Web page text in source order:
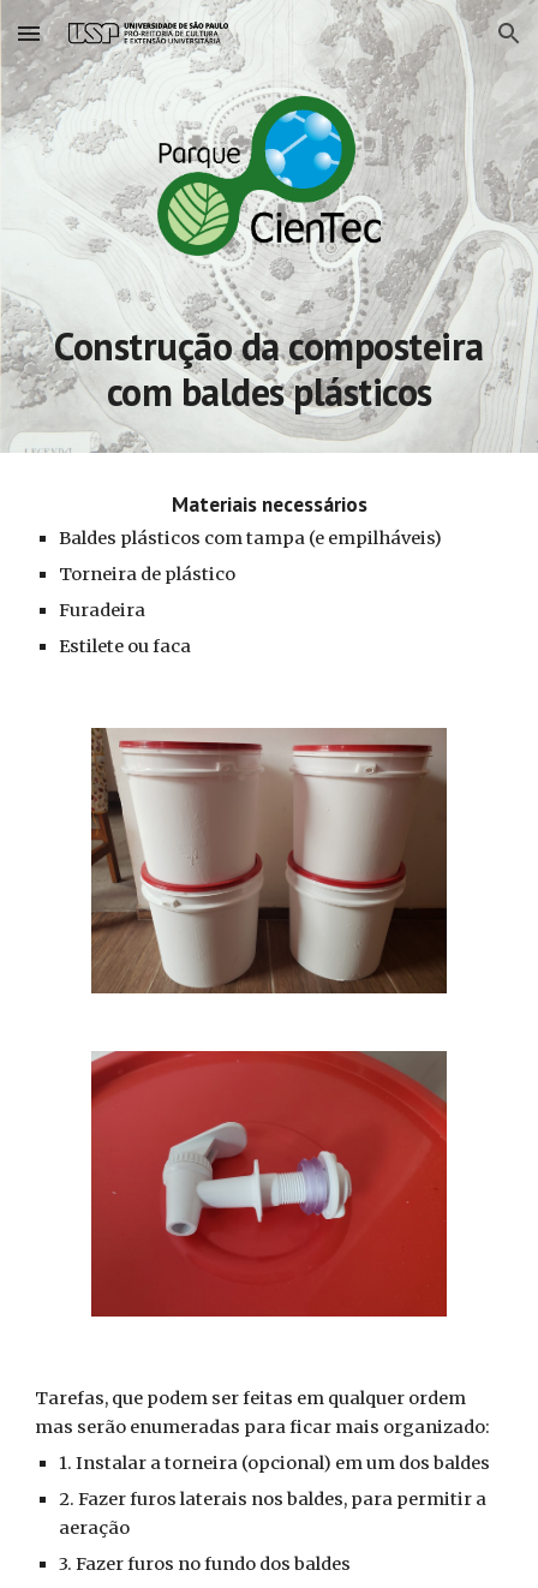
Skip to main content Skip to navigation
Construção da composteira
com baldes plásticos
Materiais necessários
Baldes plásticos com tampa (e empilháveis)
Torneira de plástico
Furadeira
Estilete ou faca
Tarefas, que podem ser feitas em qualquer ordem
mas serão enumeradas para ficar mais organizado:
1. Instalar a torneira (opcional) em um dos baldes
2. Fazer furos laterais nos baldes, para permitir a
aeração
3. Fazer furos no fundo dos baldes